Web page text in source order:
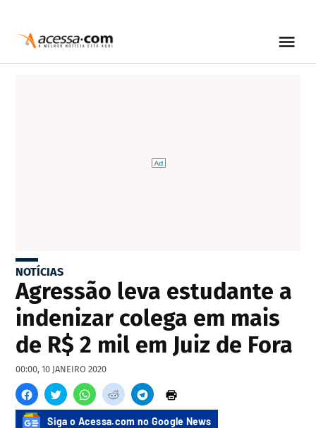
NOTÍCIAS
Agressão leva estudante a
indenizar colega em mais
de R$ 2 mil em Juiz de Fora
00:00, 10 JANEIRO 2020
Siga o Acessa.com no Google News